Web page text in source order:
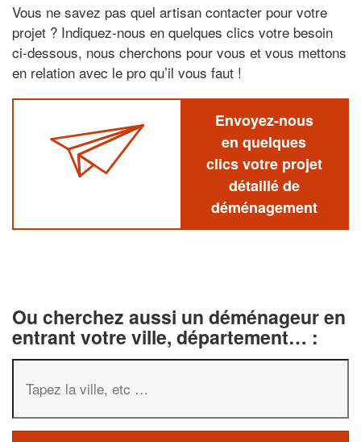
Vous ne savez pas quel artisan contacter pour votre
projet ? Indiquez-nous en quelques clics votre besoin
ci-dessous, nous cherchons pour vous et vous mettons
en relation avec le pro qu’il vous faut !
Envoyez-nous
en quelques
clics votre projet
détaillé de
déménagement
Ou cherchez aussi un déménageur en
entrant votre ville, département… :